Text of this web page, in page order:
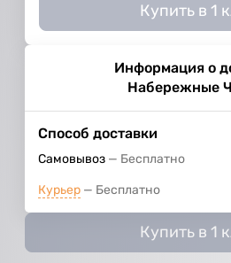
Купить в 1
Информация о
Набережные
Способ доставки
Самовывоз Бесплатно
Курьер Бесплатно
Купить в 1